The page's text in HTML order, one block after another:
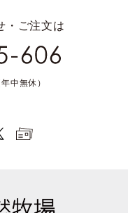
・ご注文は
中無休）